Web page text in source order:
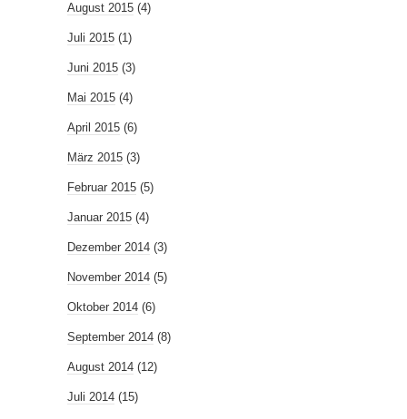
August 2015 (4)
Juli 2015 (1)
Juni 2015 (3)
Mai 2015 (4)
April 2015 (6)
März 2015 (3)
Februar 2015 (5)
Januar 2015 (4)
Dezember 2014 (3)
November 2014 (5)
Oktober 2014 (6)
September 2014 (8)
August 2014 (12)
Juli 2014 (15)